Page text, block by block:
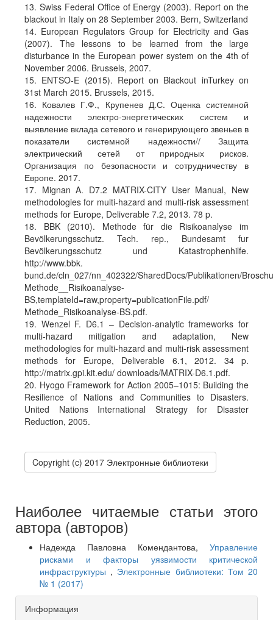
13. Swiss Federal Office of Energy (2003). Report on the
blackout in Italy on 28 September 2003. Bern, Switzerland
14. European Regulators Group for Electricity and Gas
(2007). The lessons to be learned from the large
disturbance in the European power system on the 4th of
November 2006. Brussels, 2007.
15. ENTSO-E (2015). Report on Blackout inTurkey on
31st March 2015. Brussels, 2015.
16. Ковалев Г.Ф., Крупенев Д.С. Оценка системной
надежности электро-энергетических систем и
выявление вклада сетевого и генерирующего звеньев в
показатели системной надежности// Защита
электрический сетей от природных рисков.
Организация по безопасности и сотрудничеству в
Европе. 2017.
17. Mignan A. D7.2 MATRIX-CITY User Manual, New
methodologies for multi-hazard and multi-risk assessment
methods for Europe, Deliverable 7.2, 2013. 78 p.
18. BBK (2010). Methode für die Risikoanalyse im
Bevölkerungsschutz. Tech. rep., Bundesamt fur
Bevölkerungsschutz und Katastrophenhilfe.
http://www.bbk.
bund.de/cln_027/nn_402322/SharedDocs/Publikationen/
Methode__Risikoanalyse-
BS,templateId=raw,property=publicationFile.pdf/
Methode_Risikoanalyse-BS.pdf.
19. Wenzel F. D6.1 – Decision-analytic frameworks for
multi-hazard mitigation and adaptation, New
methodologies for multi-hazard and multi-risk assessment
methods for Europe, Deliverable 6.1, 2012. 34 p.
http://matrix.gpi.kit.edu/ downloads/MATRIX-D6.1.pdf.
20. Hyogo Framework for Action 2005–1015: Building the
Resilience of Nations and Communities to Disasters.
United Nations International Strategy for Disaster
Reduction, 2005.
Copyright (c) 2017 Электронные библиотеки
Наиболее читаемые статьи этого
автора (авторов)
Надежда Павловна Комендантова, Управление
рисками и факторы уязвимости критической
инфраструктуры , Электронные библиотеки: Том 20
№ 1 (2017)
Информация